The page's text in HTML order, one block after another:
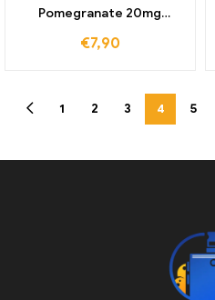
Pomegranate 20mg
€7,90
1 2 3 4 5